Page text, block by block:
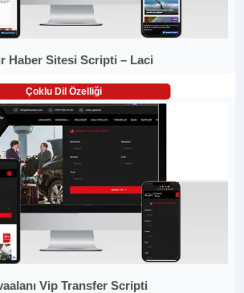
Haber Sitesi Scripti – Laci
Çoklu Dil Özelliği
Vip Transfer Scripti